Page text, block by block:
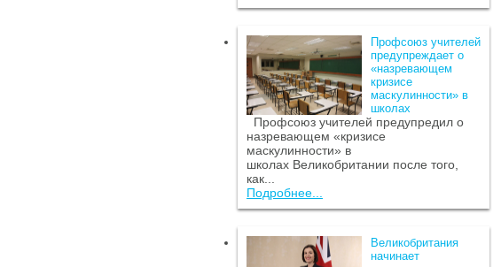
Профсоюз учителей
предупреждает о
«назревающем
кризисе
маскулинности» в
школах
Профсоюз учителей предупредил о
назревающем «кризисе
маскулинности» в
школах Великобритании после того,
как...
Подробнее...
Великобритания
начинает